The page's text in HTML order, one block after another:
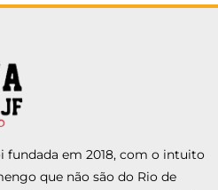
fundada em 2018, com o intuito
que não são do Rio de